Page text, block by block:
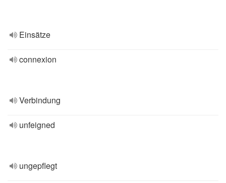
Einsätze
connexion
Verbindung
unfeigned
ungepflegt